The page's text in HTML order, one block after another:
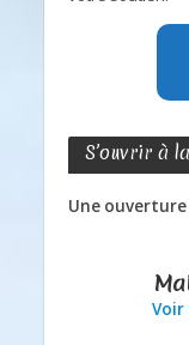
S’ouvrir à
Une ouverture
Voir